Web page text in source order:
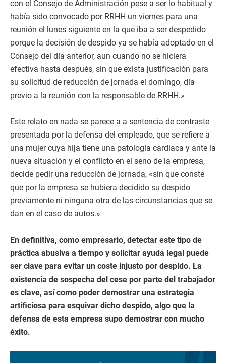
con el Consejo de Administración pese a ser lo habitual y
había sido convocado por RRHH un viernes para una
reunión el lunes siguiente en la que iba a ser despedido
porque la decisión de despido ya se había adoptado en el
Consejo del día anterior, aun cuando no se hiciera
efectiva hasta después, sin que exista justificación para
su solicitud de reducción de jornada el domingo, día
previo a la reunión con la responsable de RRHH.»
Este relato en nada se parece a a sentencia de contraste
presentada por la defensa del empleado, que se refiere a
una mujer cuya hija tiene una patología cardiaca y ante la
nueva situación y el conflicto en el seno de la empresa,
decide pedir una reducción de jornada, «sin que conste
que por la empresa se hubiera decidido su despido
previamente ni ninguna otra de las circunstancias que se
dan en el caso de autos.»
En definitiva, como empresario, detectar este tipo de
práctica abusiva a tiempo y solicitar ayuda legal puede
ser clave para evitar un coste injusto por despido. La
existencia de sospecha del cese por parte del trabajador
es clave, así como poder demostrar una estrategia
artificiosa para esquivar dicho despido, algo que la
defensa de esta empresa supo demostrar con mucho
éxito.